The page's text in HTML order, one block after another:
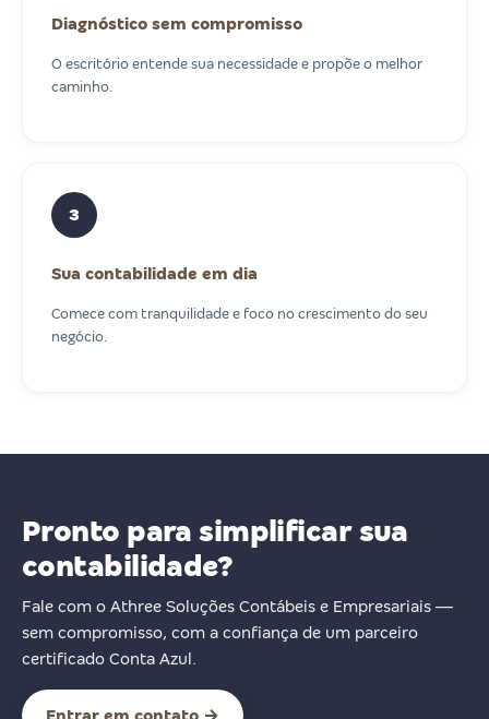
Diagnóstico sem compromisso
O escritório entende sua necessidade e propõe o melhor
caminho.
3
Sua contabilidade em dia
Comece com tranquilidade e foco no crescimento do seu
negócio.
Pronto para simplificar sua
contabilidade?
Fale com o Athree Soluções Contábeis e Empresariais —
sem compromisso, com a confiança de um parceiro
certificado Conta Azul.
Entrar em contato →